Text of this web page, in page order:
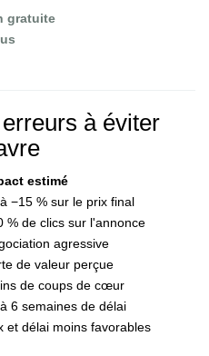
gratuite
à éviter
estimé
−15 % sur le prix final
% de clics sur l'annonce
agressive
de valeur perçue
de coups de cœur
6 semaines de délai
et délai moins favorables